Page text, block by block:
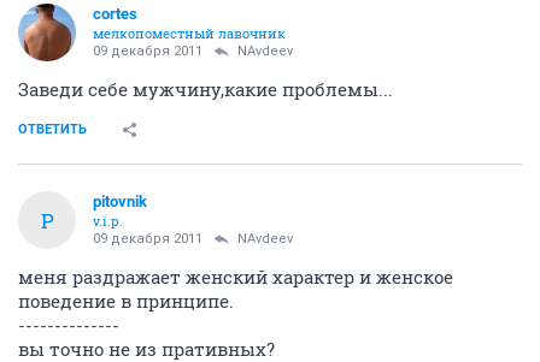
cortes
мелкопоместный лавочник
09 декабря 2011 NAvdeev
Заведи себе мужчину,какие проблемы...
ОТВЕТИТЬ
P
pitovnik
v.i.p.
09 декабря 2011 NAvdeev
меня раздражает женский характер и женское
поведение в принципе.
--------------
вы точно не из пративных?